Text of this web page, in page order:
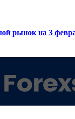
рынок на 3